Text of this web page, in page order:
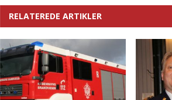
RELATEREDE ARTIKLER